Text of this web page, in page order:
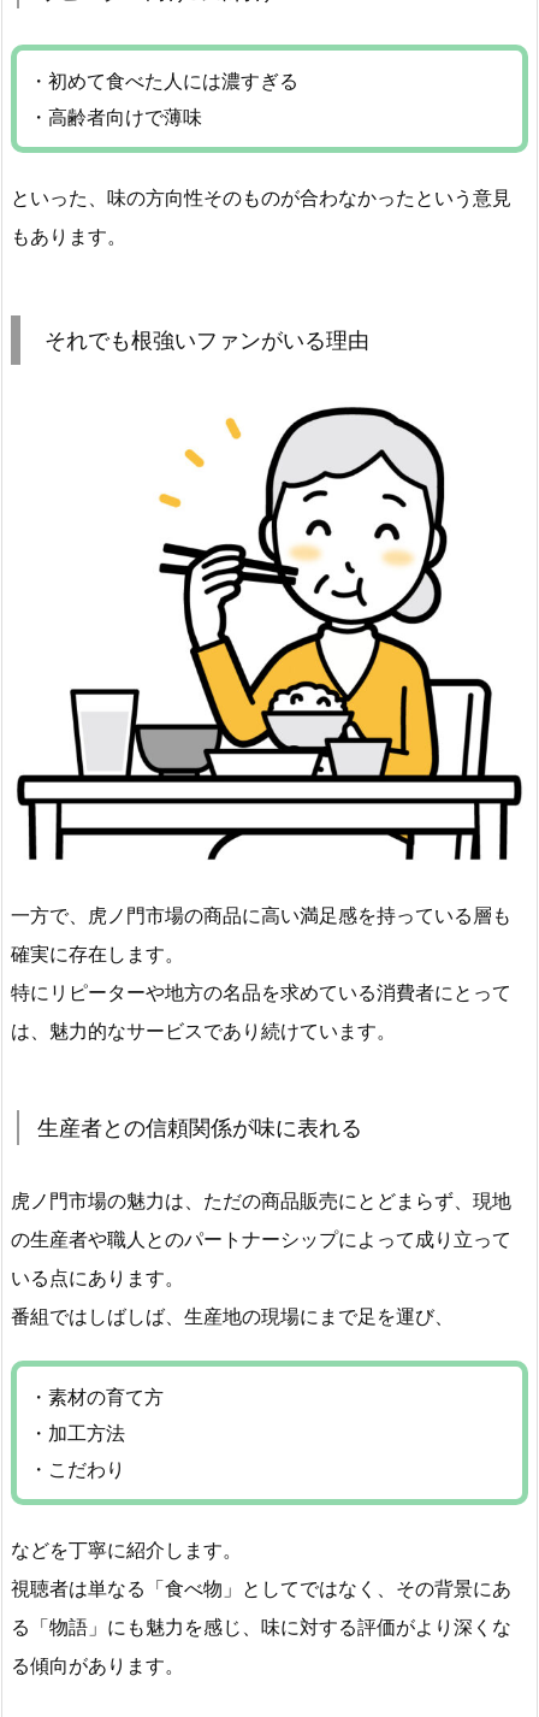
・初めて食べた人には濃すぎる
・高齢者向けで薄味
といった、味の方向性そのものが合わなかったという意見
もあります。
それでも根強いファンがいる理由
一方で、虎ノ門市場の商品に高い満足感を持っている層も
確実に存在します。
特にリピーターや地方の名品を求めている消費者にとって
は、魅力的なサービスであり続けています。
生産者との信頼関係が味に表れる
虎ノ門市場の魅力は、ただの商品販売にとどまらず、現地
の生産者や職人とのパートナーシップによって成り立って
いる点にあります。
番組ではしばしば、生産地の現場にまで足を運び、
・素材の育て方
・加工方法
・こだわり
などを丁寧に紹介します。
視聴者は単なる「食べ物」としてではなく、その背景にあ
る「物語」にも魅力を感じ、味に対する評価がより深くな
る傾向があります。